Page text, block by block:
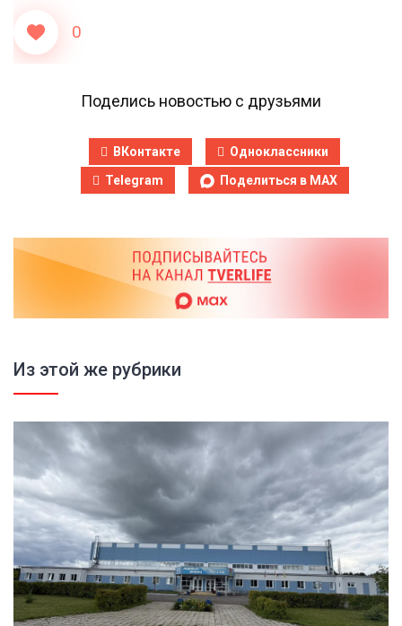
0
Поделись новостью с друзьями
ВКонтакте
Одноклассники
Telegram
Поделиться в MAX
Из этой же рубрики